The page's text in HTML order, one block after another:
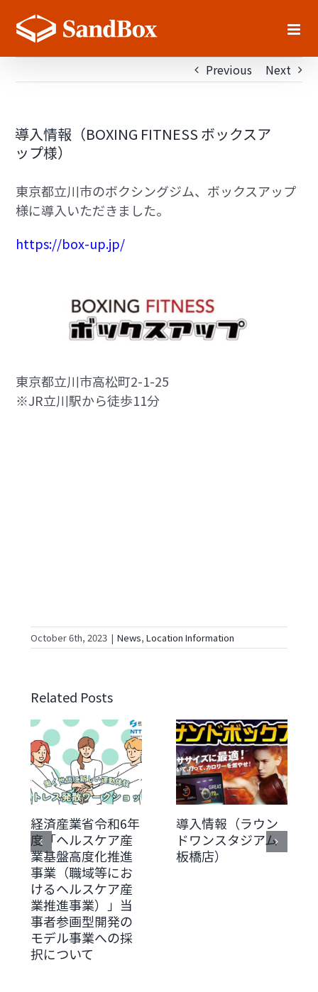
content
Previous
Next
導入情報（BOXING FITNESS ボックスア
ップ様）
東京都立川市のボクシングジム、ボックスアップ
様に導入いただきました。
https://box-up.jp/
東京都立川市高松町2-1-25
※JR立川駅から徒歩11分
October 6th, 2023 | News, Location Information
Related Posts
経済産業省令和6年
度「ヘルスケア産
業基盤高度化推進
事業（職域等にお
けるヘルスケア産
業推進事業）」当
事者参画型開発の
モデル事業への採
択について
導入情報（ラウン
ドワンスタジアム
板橋店）